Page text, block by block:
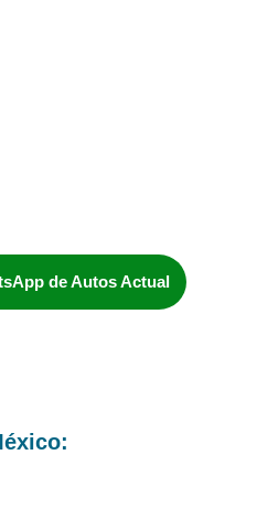
de Autos Actual